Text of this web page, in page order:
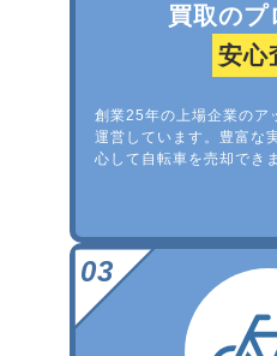
買取のプ
安心
創業25年の上場企業のア
運営しています。豊富な
心して自転車を売却でき